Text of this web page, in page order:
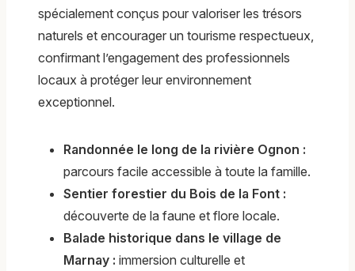
spécialement conçus pour valoriser les trésors
naturels et encourager un tourisme respectueux,
confirmant l’engagement des professionnels
locaux à protéger leur environnement
exceptionnel.
Randonnée le long de la rivière Ognon :
parcours facile accessible à toute la famille.
Sentier forestier du Bois de la Font :
découverte de la faune et flore locale.
Balade historique dans le village de
Marnay : immersion culturelle et